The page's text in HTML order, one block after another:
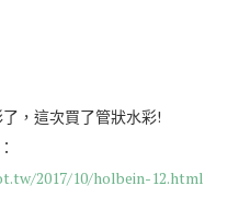
，這次買了管狀水彩!
2017/10/holbein-12.html